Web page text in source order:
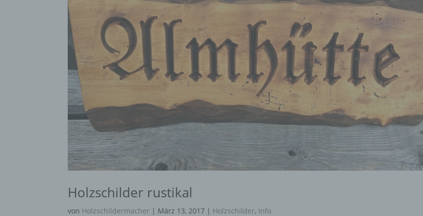
Holzschilder rustikal
von Holzschildermacher | März 13, 2017 | Holzschilder, Info